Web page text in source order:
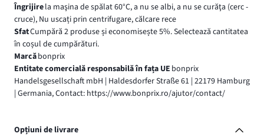
Îngrijirela maşina de spălat 60°C, a nu se albi, a nu se curăţa (cerc -
cruce), Nu uscați prin centrifugare, călcare rece
SfatCumpără 2 produse și economisește 5%. Selectează cantitatea
în coșul de cumpărături.
Marcăbonprix
Entitate comercială responsabilă în fața UE bonprix
Handelsgesellschaft mbH | Haldesdorfer Straße 61 | 22179 Hamburg
| Germania, Contact: https://www.bonprix.ro/ajutor/contact/
Opțiuni de livrare